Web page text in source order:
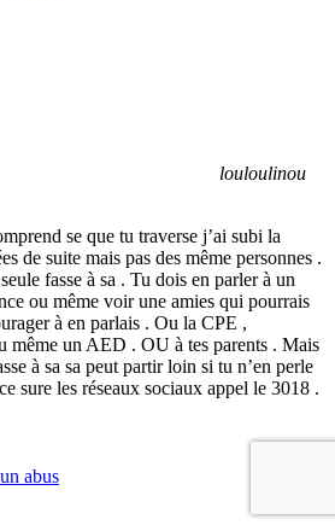
louloulinou
se que tu traverse j’ai subi la
de suite mais pas des même personnes .
fasse à sa . Tu dois en parler à un
ou même voir une amies qui pourrais
à en parlais . Ou la CPE ,
même un AED . OU à tes parents . Mais
à sa sa peut partir loin si tu n’en perle
sure les réseaux sociaux appel le 3018 .
abus